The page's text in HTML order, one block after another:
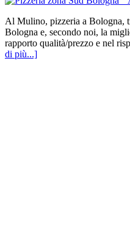
Al Mulino, pizzeria a Bologna,
Bologna e, secondo noi, la
rapporto qualità/prezzo e nel
di più...]